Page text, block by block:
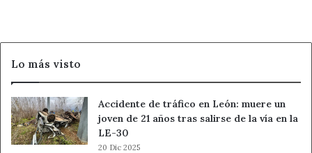
Lo más visto
Accidente de tráfico en León: muere un
joven de 21 años tras salirse de la vía en la
LE-30
20 Dic 2025